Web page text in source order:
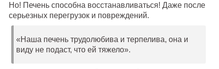
Но! Печень способна восстанавливаться! Даже после
серьезных перегрузок и повреждений.
«Наша печень трудолюбива и терпелива, она и
виду не подаст, что ей тяжело».